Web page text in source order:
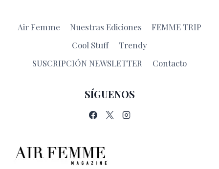
Air Femme Nuestras Ediciones
FEMME TRIP
Cool Stuff
Trendy
SUSCRIPCIÓN NEWSLETTER
Contacto
SÍGUENOS